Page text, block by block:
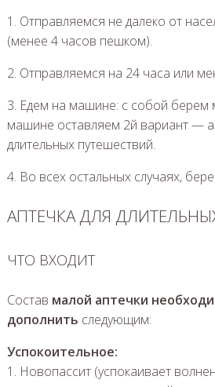
1. Отправляемся не далеко от
(менее 4 часов пешком).
2. Отправляемся на 24 часа или
3. Едем на машине: с собой берем
машине оставляем 2й вариант —
длительных путешествий.
4. Во всех остальных случаях,
АПТЕЧКА ДЛЯ
ЧТО ВХОДИТ
Состав малой аптечки
дополнить следующим:
Успокоительное:
1. Новопассит (успокаивает